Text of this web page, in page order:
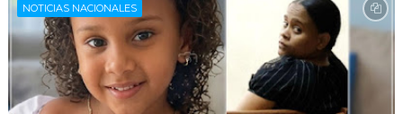
NOTICIAS NACIONALES